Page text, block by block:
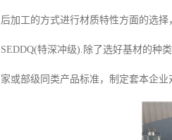
后加工的方式进行材质特性方面的选
SEDDQ(特深冲级).除了选好基材的种
家或部级同类产品标准，制定套本企